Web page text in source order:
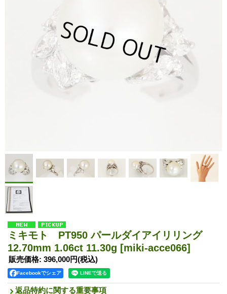
ミキモト PT950 パールダイアイリリング
12.70mm 1.06ct 11.30g [miki-acce066]
販売価格: 396,000円(税込)
Facebookでシェア
返品特約に関する重要事項